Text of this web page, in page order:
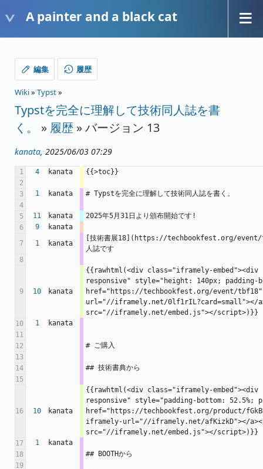
A painter and a black cat
編集 履歴
Wiki» Typst»
Typstを完全に理解して技術同人誌を書
く。
» 履歴 » バージョン 13
kanata, 2025/06/03 07:29
1 4 kanata
{{>toc}}
2
3
1 kanata
# Typstを完全に理解して技術同人誌を書く。
4
5
11 kanata
2025年5月31日より頒布開始です!
6
9
kanata
7
1 kanata
[技術書展18](https://techbookfest.org/event/
人誌です
8
9 10 kanata
{{rawhtml(<div class="iframely-
responsive" style="height: 140px; padding-
href="https://techbookfest.org/event/
url="//iframely.net/0lf1rIL?card=small"></
src="//iframely.net/embed.js"></script>)}}
10
1
kanata
11
12
# ご購入
13
14
## 技術書典から
15
16 10 kanata
{{rawhtml(<div class="iframely-
responsive" style="padding-bottom: 52.5%;
href="https://techbookfest.org/product/
iframely-url="//iframely.net/afKizkD"></
src="//iframely.net/embed.js"></script>)}}
17
1
kanata
18
## BOOTHから
19